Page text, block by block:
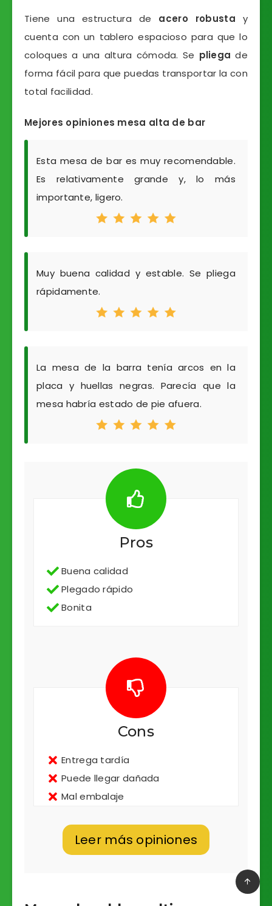
Tiene una estructura de acero robusta y
cuenta con un tablero espacioso para que lo
coloques a una altura cómoda. Se pliega de
forma fácil para que puedas transportar la con
total facilidad.
Mejores opiniones mesa alta de bar
Esta mesa de bar es muy recomendable.
Es relativamente grande y, lo más
importante, ligero.
Muy buena calidad y estable. Se pliega
rápidamente.
La mesa de la barra tenía arcos en la
placa y huellas negras. Parecía que la
mesa habría estado de pie afuera.
Pros
Buena calidad
Plegado rápido
Bonita
Cons
Entrega tardía
Puede llegar dañada
Mal embalaje
Leer más opiniones